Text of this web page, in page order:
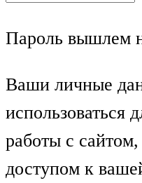
Пароль вышлем
Ваши личные
использоваться
работы с
доступом к